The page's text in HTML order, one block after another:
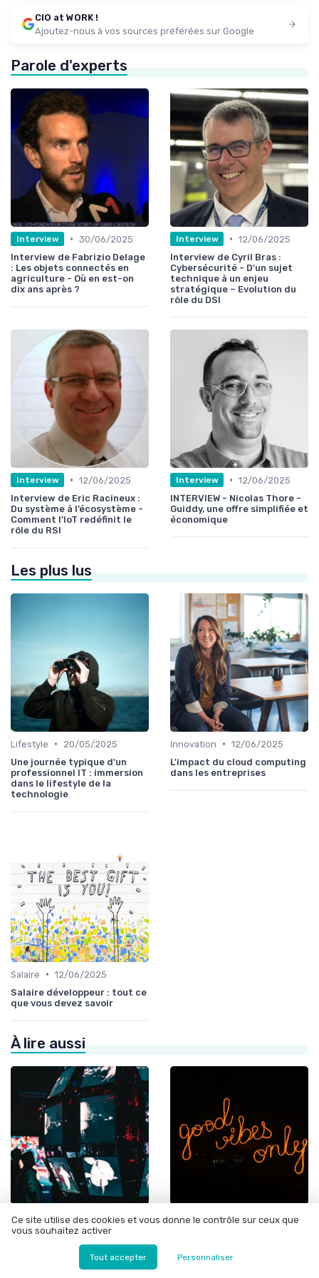
CIO at WORK !
Ajoutez-nous à vos sources préférées sur Google
Parole d'experts
Interview • 30/06/2025
Interview de Fabrizio Delage
: Les objets connectés en
agriculture - Où en est-on
dix ans après ?
Interview • 12/06/2025
Interview de Cyril Bras :
Cybersécurité - D'un sujet
technique à un enjeu
stratégique – Evolution du
rôle du DSI
Interview • 12/06/2025
Interview de Eric Racineux :
Du système à l’écosystème -
Comment l’IoT redéfinit le
rôle du RSI
Interview • 12/06/2025
INTERVIEW - Nicolas Thore -
Guiddy, une offre simplifiée et
économique
Les plus lus
Lifestyle •
20/05/2025
Une journée typique d'un
professionnel IT : immersion
dans le lifestyle de la
technologie
Innovation • 12/06/2025
L'impact du cloud computing
dans les entreprises
Salaire • 12/06/2025
Salaire développeur : tout ce
que vous devez savoir
À lire aussi
Formation •
08/09/2025
Améliorer vos compétences
avec une formation CISA
Tech • 11/03/2026
box internet pour DSI
Ce site utilise des cookies et vous donne le contrôle sur ceux que
vous souhaitez activer
Tout accepter Personnaliser